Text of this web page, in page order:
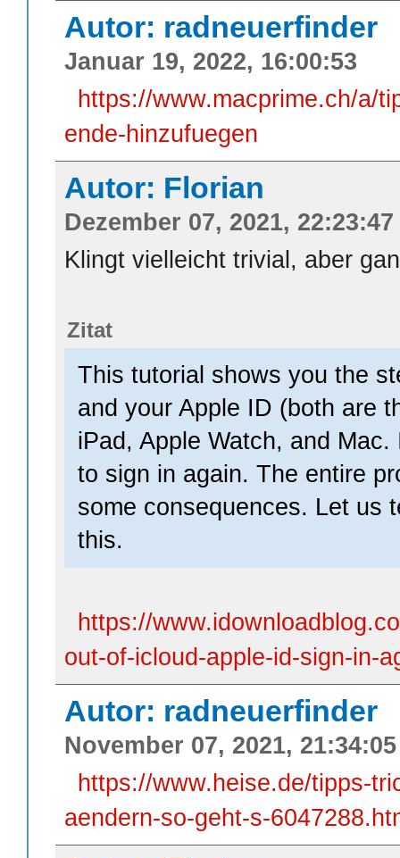
Autor: radneuerfinder
Januar 19, 2022, 16:00:53
https://www.macprime.ch/a/
ende-hinzufuegen
Autor: Florian
Dezember 07, 2021, 22:23:47
Klingt vielleicht trivial, aber
Zitat
This tutorial shows you the
and your Apple ID (both are
iPad, Apple Watch, and
to sign in again. The entire
some consequences. Let us
this.
https://
out-of-icloud-apple-id-sign-in-
Autor: radneuerfinder
November 07, 2021, 21:34:05
https://www.heise.de/tipps-
aendern-so-geht-s-